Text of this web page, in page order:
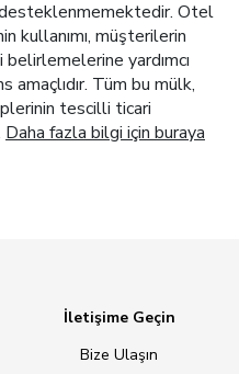
Otel
kullanımı, müşterilerin
yardımcı
amaçlıdır. Tüm bu mülk,
tescilli ticari
Daha fazla bilgi için buraya
İletişime Geçin
Bize Ulaşın